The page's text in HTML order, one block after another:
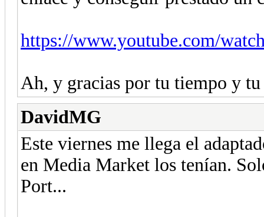
https://www.youtube.com/
Ah, y gracias por tu tiempo y tu
DavidMG
Este viernes me llega el
en Media Market los tenían.
Port...